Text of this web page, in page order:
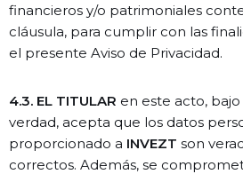
financieros y/o patrimoniales
cláusula, para cumplir con las
el presente Aviso de Privacidad.
4.3. EL TITULAR en este acto,
verdad, acepta que los datos
proporcionado a INVEZT son
correctos. Además, se